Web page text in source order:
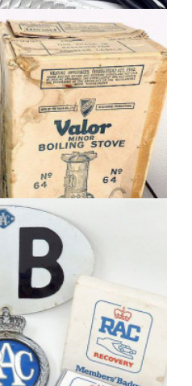
英国 WIPAC／ワイパック リバース ランプ SERIES 172
ス ランプの中でも、丸みを帯びた
が入荷しました。ひさし付のクラ
トランクやボディに直接取り付け…
MINOR 64G BOILING STOVE/バー